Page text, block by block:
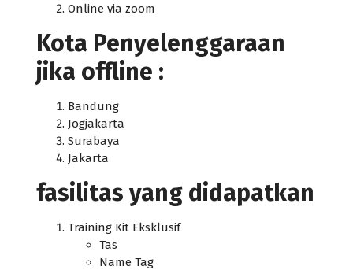
Online via zoom
Kota Penyelenggaraan
jika offline :
Bandung
Jogjakarta
Surabaya
Jakarta
fasilitas yang didapatkan
Training Kit Eksklusif
Tas
Name Tag